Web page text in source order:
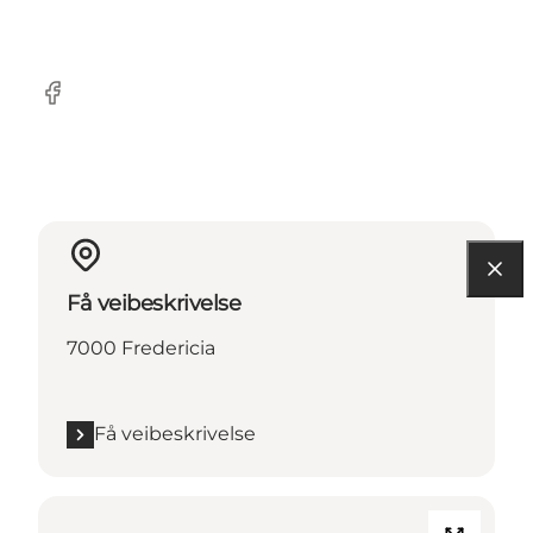
Facebook
Få veibeskrivelse
7000 Fredericia
Få veibeskrivelse